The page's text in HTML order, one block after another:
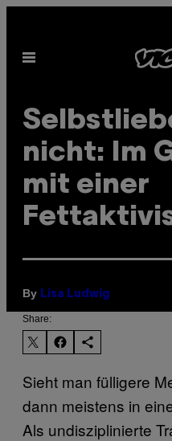
content
Open
nicht: Im
mit einer
By Lisa Ludwig
Share:
Sieht man fülligere
dann meistens in
Als undisziplinierte